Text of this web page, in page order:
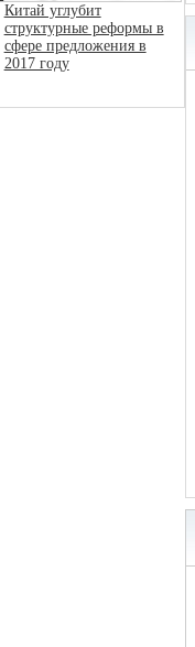
Китай углубит
структурные реформы в
сфере предложения в
2017 году